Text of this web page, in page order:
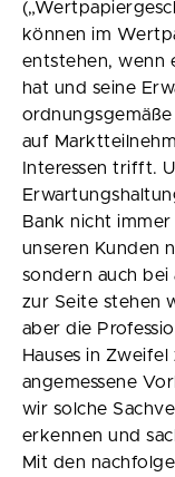
können im
entstehen, wenn
hat und seine
auf
Interessen trifft.
Bank nicht
unseren Kunden
sondern auch bei
zur Seite stehen
aber die
Hauses in
angemessene
wir solche
erkennen und
Mit den